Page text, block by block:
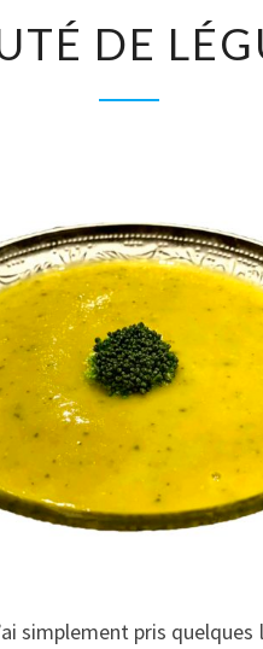
DE
DE
simplement pris quelques